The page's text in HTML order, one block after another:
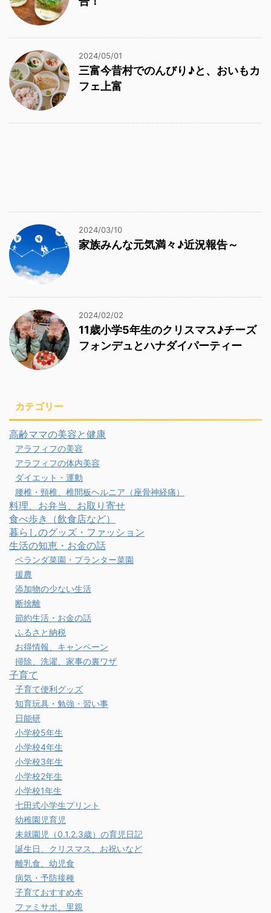
2024/05/01
三富今昔村でのんびり♪と、おいもカ
フェ上富
2024/03/10
家族みんな元気満々♪近況報告～
2024/02/02
11歳小学5年生のクリスマス♪チーズ
フォンデュとハナダイパーティー
カテゴリー
高齢ママの美容と健康
アラフィフの美容
アラフィフの体内美容
ダイエット・運動
腰椎・頸椎、椎間板ヘルニア（座骨神経痛）
料理、お弁当、お取り寄せ
食べ歩き（飲食店など）
暮らしのグッズ・ファッション
生活の知恵・お金の話
ベランダ菜園・プランター菜園
援農
添加物の少ない生活
断捨離
節約生活・お金の話
ふるさと納税
お得情報、キャンペーン
掃除、洗濯、家事の裏ワザ
子育て
子育て便利グッズ
知育玩具・勉強・習い事
日能研
小学校5年生
小学校4年生
小学校3年生
小学校2年生
小学校1年生
七田式小学生プリント
幼稚園児育児
未就園児（0.1.2.3歳）の育児日記
誕生日、クリスマス、お祝いなど
離乳食、幼児食
病気・予防接種
子育ておすすめ本
ファミサポ、里親